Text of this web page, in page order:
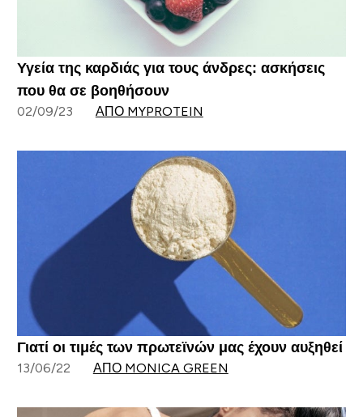
Υγεία της καρδιάς για τους άνδρες: ασκήσεις
που θα σε βοηθήσουν
02/09/23 ΑΠΌ MYPROTEIN
Γιατί οι τιμές των πρωτεϊνών μας έχουν αυξηθεί
13/06/22 ΑΠΌ MONICA GREEN